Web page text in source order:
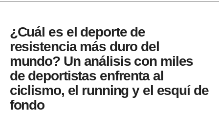
¿Cuál es el deporte de
resistencia más duro del
mundo? Un análisis con miles
de deportistas enfrenta al
ciclismo, el running y el esquí de
fondo